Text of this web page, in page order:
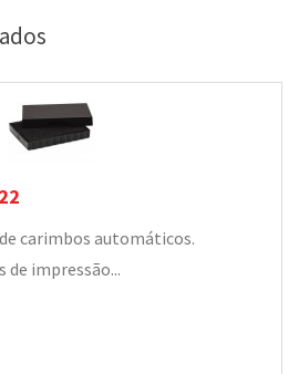
carimbos automáticos.
de impressão...